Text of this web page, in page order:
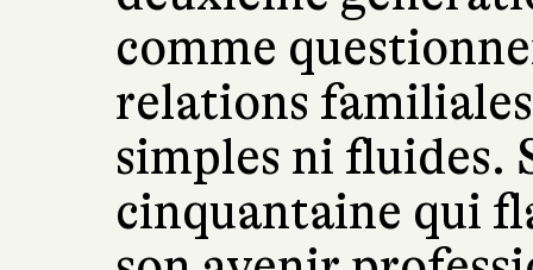
comme
relations
simples ni fluides.
cinquantaine qui